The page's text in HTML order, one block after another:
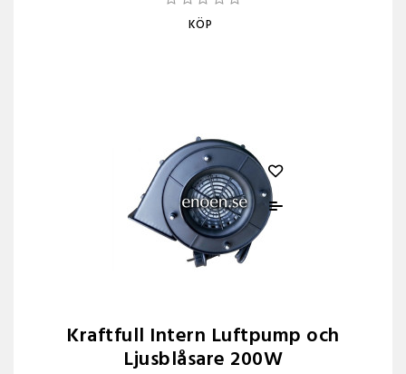
KÖP
Kraftfull Intern Luftpump och
Ljusblåsare 200W